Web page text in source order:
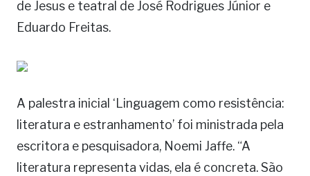
de Jesus e teatral de José Rodrigues Júnior e
Eduardo Freitas.
A palestra inicial ‘Linguagem como resistência:
literatura e estranhamento’ foi ministrada pela
escritora e pesquisadora, Noemi Jaffe. “A
literatura representa vidas, ela é concreta. São